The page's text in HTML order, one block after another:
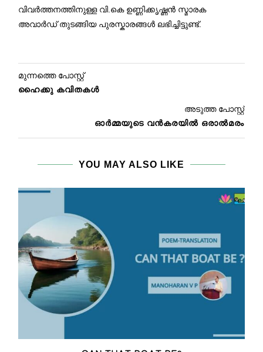
വിവർത്തനത്തിനുള്ള വി.കെ ഉണ്ണിക്കൃഷ്ണൻ സ്മാരക
അവാർഡ് തുടങ്ങിയ പുരസ്കാരങ്ങള്‍ ലഭിച്ചിട്ടുണ്ട്.
മുന്നത്തെ പോസ്റ്റ്
ഹൈക്കു കവിതകൾ
അടുത്ത പോസ്റ്റ്
ഓർമ്മയുടെ വൻകരയിൽ ഒരാൽമരം
YOU MAY ALSO LIKE